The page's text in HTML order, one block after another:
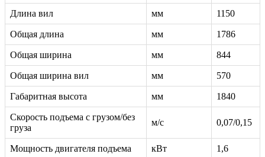
Длина вил мм 1150
Общая длина мм 1786
Общая ширина мм 844
Общая ширина вил мм 570
Габаритная высота мм 1840
Скорость подъема с грузом/без
груза
м/с 0,07/0,15
Мощность двигателя подъема кВт 1,6